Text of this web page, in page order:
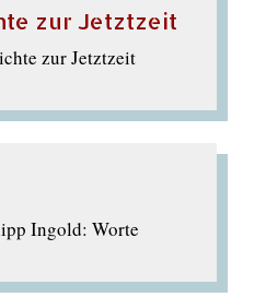
zur Jetztzeit